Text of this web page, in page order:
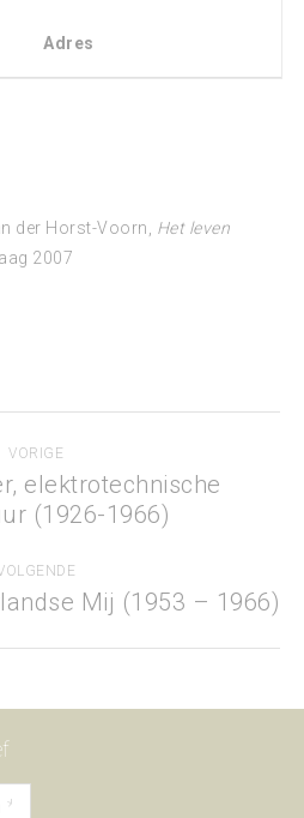
Adres
der Horst-Voorn, Het leven
2007
VORIGE
Previous
project:
elektrotechnische
(1926-1966)
Next
Mij (1953 – 1966)